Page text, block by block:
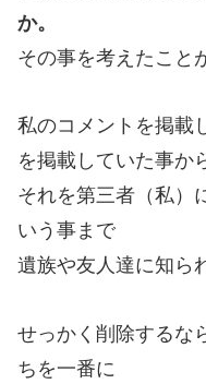
か。
その事を考えたこと
私のコメントを掲載
を掲載していた事か
それを第三者（私）
いう事まで
遺族や友人達に知ら
せっかく削除するな
ちを一番に